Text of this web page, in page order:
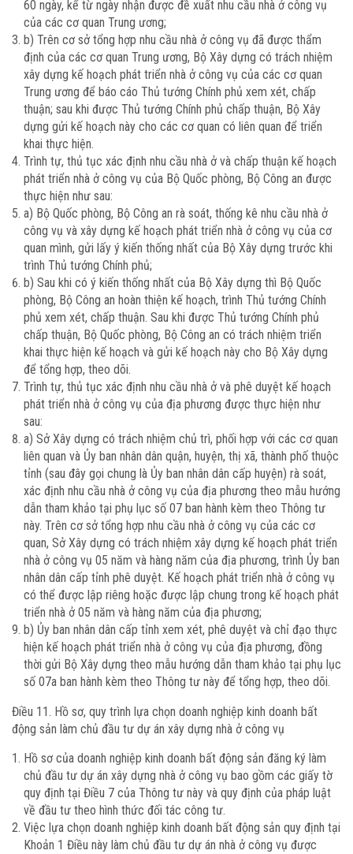
60 ngày, kể từ ngày nhận được đề xuất nhu cầu nhà ở công vụ
của các cơ quan Trung ương;
b) Trên cơ sở tổng hợp nhu cầu nhà ở công vụ đã được thẩm
định của các cơ quan Trung ương, Bộ Xây dựng có trách nhiệm
xây dựng kế hoạch phát triển nhà ở công vụ của các cơ quan
Trung ương để báo cáo Thủ tướng Chính phủ xem xét, chấp
thuận; sau khi được Thủ tướng Chính phủ chấp thuận, Bộ Xây
dựng gửi kế hoạch này cho các cơ quan có liên quan để triển
khai thực hiện.
Trình tự, thủ tục xác định nhu cầu nhà ở và chấp thuận kế hoạch
phát triển nhà ở công vụ của Bộ Quốc phòng, Bộ Công an được
thực hiện như sau:
a) Bộ Quốc phòng, Bộ Công an rà soát, thống kê nhu cầu nhà ở
công vụ và xây dựng kế hoạch phát triển nhà ở công vụ của cơ
quan mình, gửi lấy ý kiến thống nhất của Bộ Xây dựng trước khi
trình Thủ tướng Chính phủ;
b) Sau khi có ý kiến thống nhất của Bộ Xây dựng thì Bộ Quốc
phòng, Bộ Công an hoàn thiện kế hoạch, trình Thủ tướng Chính
phủ xem xét, chấp thuận. Sau khi được Thủ tướng Chính phủ
chấp thuận, Bộ Quốc phòng, Bộ Công an có trách nhiệm triển
khai thực hiện kế hoạch và gửi kế hoạch này cho Bộ Xây dựng
để tổng hợp, theo dõi.
Trình tự, thủ tục xác định nhu cầu nhà ở và phê duyệt kế hoạch
phát triển nhà ở công vụ của địa phương được thực hiện như
sau:
a) Sở Xây dựng có trách nhiệm chủ trì, phối hợp với các cơ quan
liên quan và Ủy ban nhân dân quận, huyện, thị xã, thành phố thuộc
tỉnh (sau đây gọi chung là Ủy ban nhân dân cấp huyện) rà soát,
xác định nhu cầu nhà ở công vụ của địa phương theo mẫu hướng
dẫn tham khảo tại phụ lục số 07 ban hành kèm theo Thông tư
này. Trên cơ sở tổng hợp nhu cầu nhà ở công vụ của các cơ
quan, Sở Xây dựng có trách nhiệm xây dựng kế hoạch phát triển
nhà ở công vụ 05 năm và hàng năm của địa phương, trình Ủy ban
nhân dân cấp tỉnh phê duyệt. Kế hoạch phát triển nhà ở công vụ
có thể được lập riêng hoặc được lập chung trong kế hoạch phát
triển nhà ở 05 năm và hàng năm của địa phương;
b) Ủy ban nhân dân cấp tỉnh xem xét, phê duyệt và chỉ đạo thực
hiện kế hoạch phát triển nhà ở công vụ của địa phương, đồng
thời gửi Bộ Xây dựng theo mẫu hướng dẫn tham khảo tại phụ lục
số 07a ban hành kèm theo Thông tư này để tổng hợp, theo dõi.
Điều 11. Hồ sơ, quy trình lựa chọn doanh nghiệp kinh doanh bất
động sản làm chủ đầu tư dự án xây dựng nhà ở công vụ
Hồ sơ của doanh nghiệp kinh doanh bất động sản đăng ký làm
chủ đầu tư dự án xây dựng nhà ở công vụ bao gồm các giấy tờ
quy định tại Điều 7 của Thông tư này và quy định của pháp luật
về đầu tư theo hình thức đối tác công tư.
Việc lựa chọn doanh nghiệp kinh doanh bất động sản quy định tại
Khoản 1 Điều này làm chủ đầu tư dự án nhà ở công vụ được